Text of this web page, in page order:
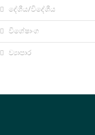
දේශීය/විදේශීය
විශේෂාංග
ව්‍යාපාර